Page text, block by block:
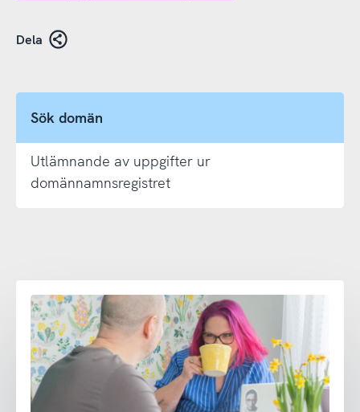
Dela
Sök domän
Utlämnande av uppgifter ur
domännamnsregistret